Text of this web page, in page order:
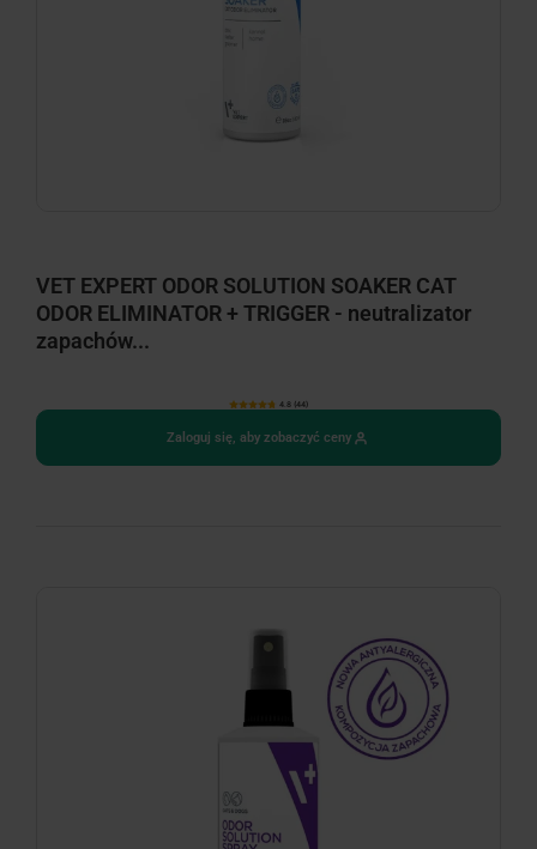
VET EXPERT ODOR SOLUTION SOAKER CAT
ODOR ELIMINATOR + TRIGGER - neutralizator
zapachów...
4.8 (44)
Zaloguj się, aby zobaczyć ceny